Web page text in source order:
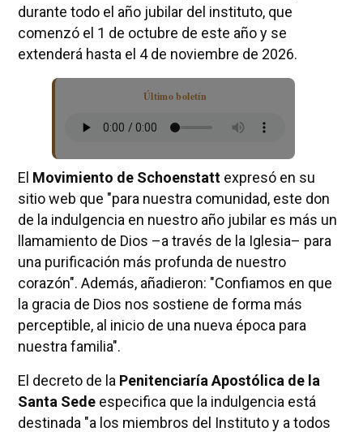
durante todo el año jubilar del instituto, que
comenzó el 1 de octubre de este año y se
extenderá hasta el 4 de noviembre de 2026.
Último boletín
El Movimiento de Schoenstattexpresó en su
sitio web que "para nuestra comunidad, este don
de la indulgencia en nuestro año jubilar es más un
llamamiento de Dios –a través de la Iglesia– para
una purificación más profunda de nuestro
corazón". Además, añadieron: "Confiamos en que
la gracia de Dios nos sostiene de forma más
perceptible, al inicio de una nueva época para
nuestra familia".
El decreto de la Penitenciaría Apostólica de la
Santa Sedeespecifica que la indulgencia está
destinada "a los miembros del Instituto y a todos